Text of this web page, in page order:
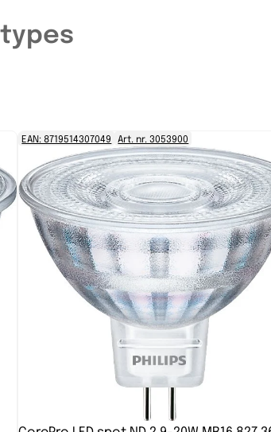
EAN: 8719514307049 Art. nr. 3053900